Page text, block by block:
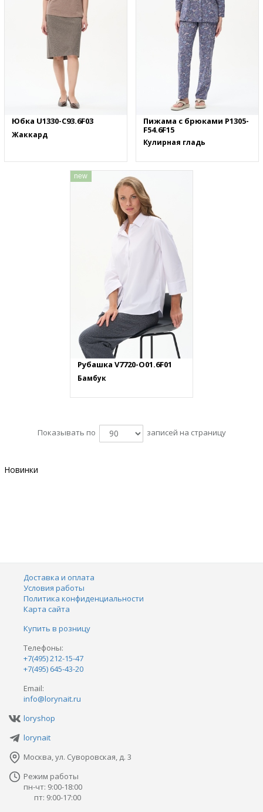
Юбка U1330-C93.6F03
Жаккард
Пижама с брюками P1305-
F54.6F15
Кулирная гладь
new
Рубашка V7720-O01.6F01
Бамбук
Показывать по записей на страницу
Новинки
Доставка и оплата
Условия работы
Политика конфиденциальности
Карта сайта
Купить в розницу
Телефоны:
+7(495) 212-15-47
+7(495) 645-43-20
Email:
info@lorynait.ru
loryshop
lorynait
Москва, ул. Суворовская, д. 3
Режим работы
пн-чт: 9:00-18:00
пт: 9:00-17:00